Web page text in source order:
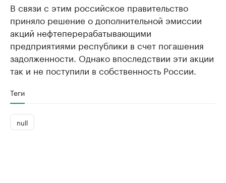
В связи с этим российское правительство
приняло решение о дополнительной эмиссии
акций нефтеперерабатывающими
предприятиями республики в счет погашения
задолженности. Однако впоследствии эти акции
так и не поступили в собственность России.
Теги
null